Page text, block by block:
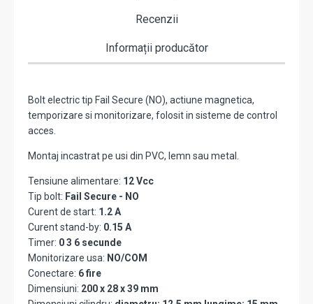
Recenzii
Informații producător
Bolt electric tip Fail Secure (NO), actiune magnetica,
temporizare si monitorizare, folosit in sisteme de control
acces.
Montaj incastrat pe usi din PVC, lemn sau metal.
Tensiune alimentare: 12 Vcc
Tip bolt: Fail Secure - NO
Curent de start: 1.2 A
Curent stand-by: 0.15 A
Timer: 0 3 6 secunde
Monitorizare usa: NO/COM
Conectare: 6 fire
Dimensiuni: 200 x 28 x 39 mm